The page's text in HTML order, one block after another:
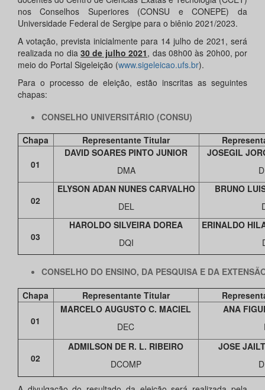
nos Conselhos Superiores (CONSU e CONEPE) da
Universidade Federal de Sergipe para o biênio 2021/2023.
A votação, prevista inicialmente para 14 julho de 2021, será
realizada no dia30 de julho 2021, das 08h00 às 20h00, por
meio do Portal Sigeleição (www.sigeleicao.ufs.br).
Para o processo de eleição, estão inscritas as seguintes
chapas:
CONSELHO UNIVERSITÁRIO (CONSU)
Chapa
Representante Titular
01
DAVID SOARES PINTO JUNIOR
DMA
JOSEGIL
02
ELYSON ADAN NUNES CARVALHO
DEL
BRUNO
03
HAROLDO SILVEIRA DOREA
DQI
ERINALDO
CONSELHO DO ENSINO, DA PESQUISA E DA
Chapa
Representante Titular
01
MARCELO AUGUSTO C. MACIEL
DEC
ANA
02
ADMILSON DE R. L. RIBEIRO
DCOMP
JOSE